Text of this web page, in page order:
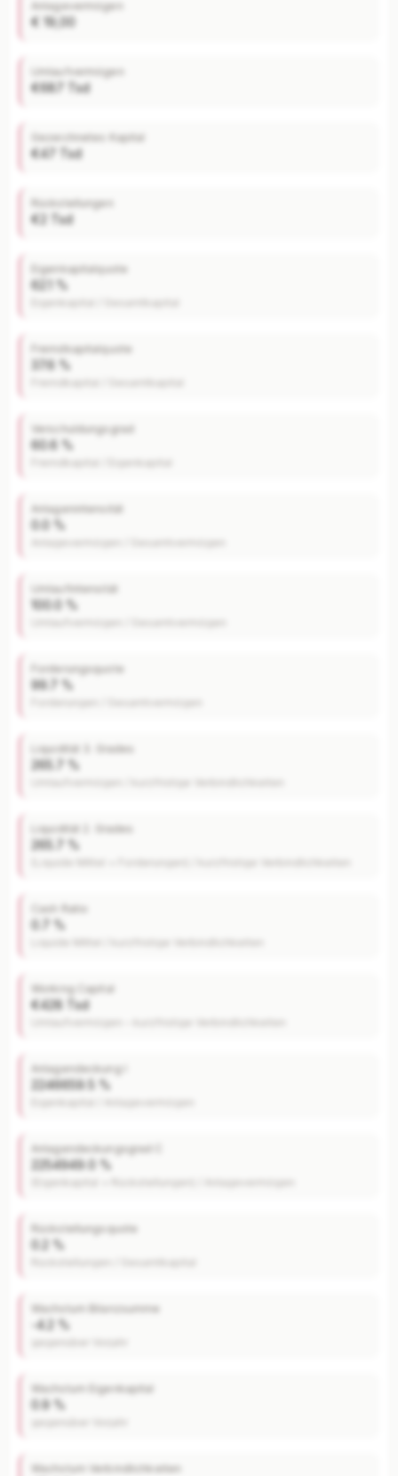
Anlagevermögen
€ 19,00
Umlaufvermögen
€687 Tsd
Gezeichnetes Kapital
€47 Tsd
Rückstellungen
€2 Tsd
Eigenkapitalquote
62.1 %
Fremdkapitalquote
37.6 %
Verschuldungsgrad
60.6 %
Anlagenintensität
0.0 %
Umlaufintensität
100.0 %
Forderungsquote
99.7 %
Liquidität 3. Grades
265.7 %
Liquidität 2. Grades
265.7 %
Cash Ratio
0.7 %
Working Capital
€428 Tsd
Anlagendeckung I
2246659.5 %
Anlagendeckungsgrad C
2254949.0 %
Rückstellungsquote
0.2 %
Wachstum Bilanzsumme
-4.2 %
Wachstum Eigenkapital
0.9 %
Wachstum Verbindlichkeiten